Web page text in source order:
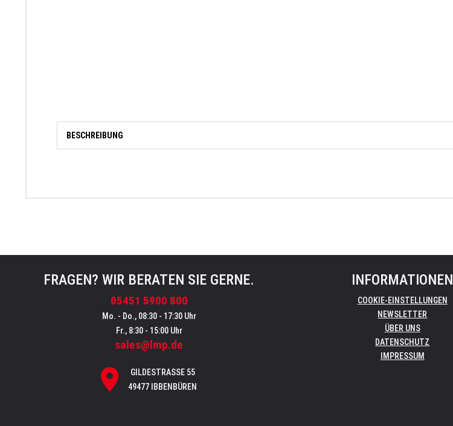
BESCHREIBUNG
FRAGEN? WIR BERATEN SIE GERNE.
05451 5900 800
Mo. - Do., 08:30 - 17:30 Uhr
Fr., 8:30 - 15:00 Uhr
sales@lmp.de
GILDESTRASSE 55
49477 IBBENBÜREN
INFORMATIONEN
COOKIE-EINSTELLUNGEN
NEWSLETTER
ÜBER UNS
DATENSCHUTZ
IMPRESSUM